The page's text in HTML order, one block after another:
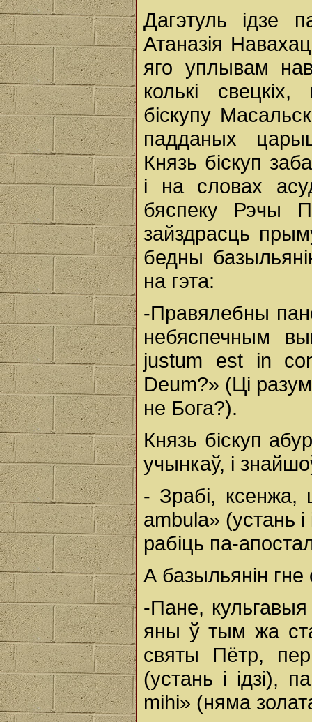
Дагэтуль ідзе
Атаназія
яго уплывам
колькі
біскупу
падданых
Князь біскуп
i на словах
бяспеку Рэчы
зайздрасць
бедны
на гэта:
-Правялебны
небяспечным
justum est in
Deum?» (Ці
не Бога?).
Князь біскуп
учынкаў, i
- Зрабі,
ambula» (устань i
рабіць па-
А базыльянін гне
-Пане,
яны ў тым жа
святы Пётр,
(устань i ідзі),
mihi» (няма